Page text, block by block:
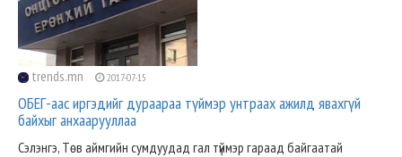
trends.mn 2017-07-15
ОБЕГ-аас иргэдийг дураараа түймэр унтраах ажилд явахгүй
байхыг анхаарууллаа
Сэлэнгэ, Төв аймгийн сумдуудад гал түймэр гараад байгаатай